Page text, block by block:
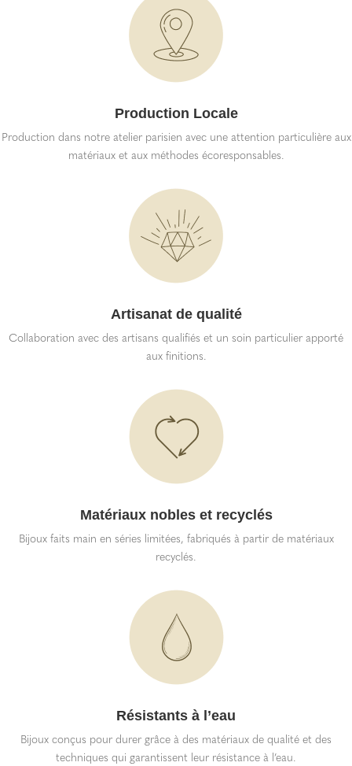
Production Locale
Production dans notre atelier parisien avec une attention particulière aux
matériaux et aux méthodes écoresponsables.
Artisanat de qualité
Collaboration avec des artisans qualifiés et un soin particulier apporté
aux finitions.
Matériaux nobles et recyclés
Bijoux faits main en séries limitées, fabriqués à partir de matériaux
recyclés.
Résistants à l’eau
Bijoux conçus pour durer grâce à des matériaux de qualité et des
techniques qui garantissent leur résistance à l’eau.